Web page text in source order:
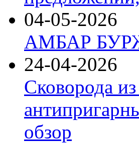
04-05-2026
АМБАР
24-04-2026
Сковорода
обзор